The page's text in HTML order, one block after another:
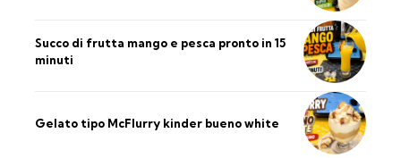
Succo di frutta mango e pesca pronto in 15
minuti
Gelato tipo McFlurry kinder bueno white